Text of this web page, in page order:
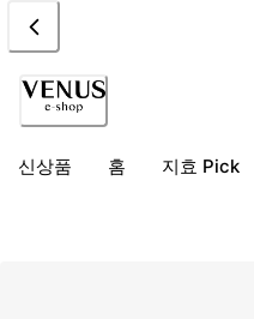
신상품 홈 지효 Pick